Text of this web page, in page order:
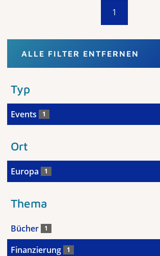
1
ALLE FILTER ENTFERNEN
Typ
Events 1
Ort
Europa 1
Thema
Bücher 1
Finanzierung 1